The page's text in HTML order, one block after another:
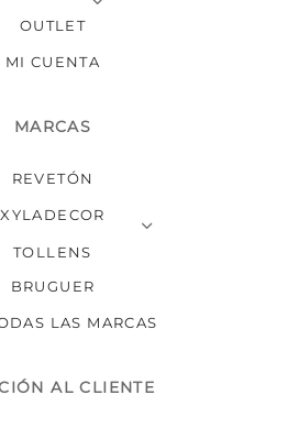
OUTLET
MI CUENTA
MARCAS
REVETÓN
XYLADECOR
TOLLENS
BRUGUER
LAS MARCAS
AL CLIENTE